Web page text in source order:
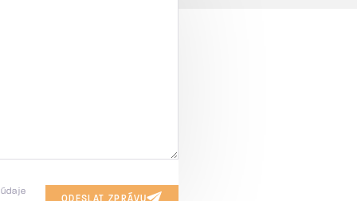
ODESLAT ZPRÁVU